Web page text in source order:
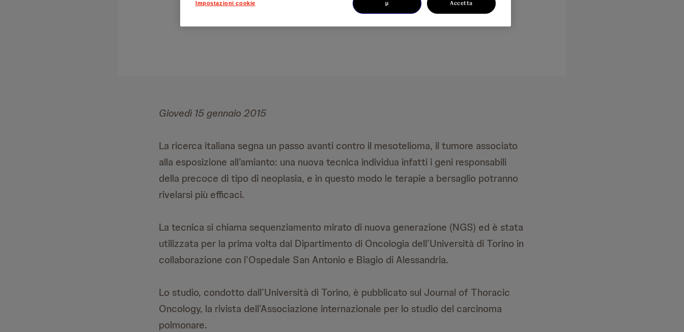
Giovedì 15 gennaio 2015
La ricerca italiana segna un passo avanti contro il mesotelioma, il tumore associato
alla esposizione all’amianto: una nuova tecnica individua infatti i geni responsabili
della precoce di tipo di neoplasia, e in questo modo le terapie a bersaglio potranno
rivelarsi più efficaci.
La tecnica si chiama sequenziamento mirato di nuova generazione (NGS) ed è stata
utilizzata per la prima volta dal Dipartimento di Oncologia dell’Università di Torino in
collaborazione con l’Ospedale San Antonio e Biagio di Alessandria.
Lo studio, condotto dall’Università di Torino, è pubblicato sul Journal of Thoracic
Oncology, la rivista dell’Associazione internazionale per lo studio del carcinoma
polmonare.
Impostazioni cookie µ Accetta